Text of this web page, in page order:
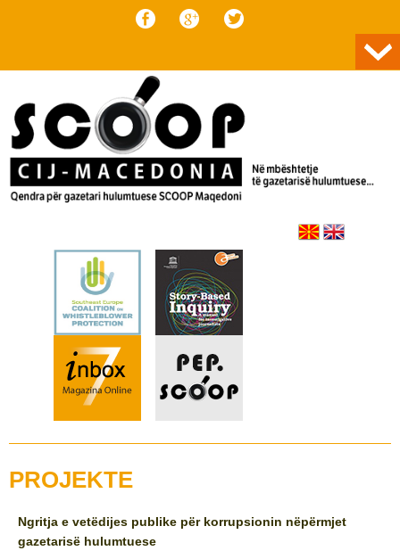
PROJEKTE
Ngritja e vetëdijes publike për korrupsionin nëpërmjet
gazetarisë hulumtuese